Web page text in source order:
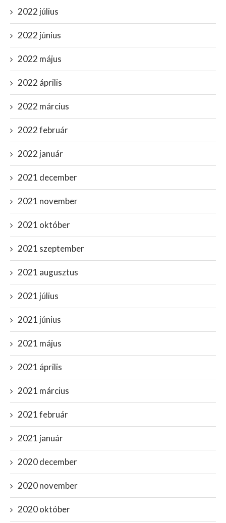
2022 július
2022 június
2022 május
2022 április
2022 március
2022 február
2022 január
2021 december
2021 november
2021 október
2021 szeptember
2021 augusztus
2021 július
2021 június
2021 május
2021 április
2021 március
2021 február
2021 január
2020 december
2020 november
2020 október